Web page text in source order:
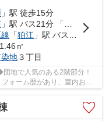
」駅 徒歩15分
」駅 バス21分 「調布第三中学校」 停歩5分
「狛江 」駅 バス11分 「多摩川住宅中央」 停歩8分
㎡
染地３丁目
地で人気のある2階部分！
ォーム歴があり、室内お綺